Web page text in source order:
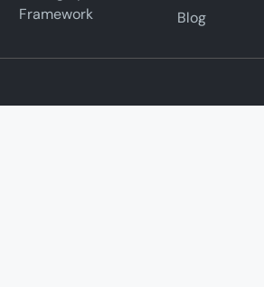
Framework
Blog